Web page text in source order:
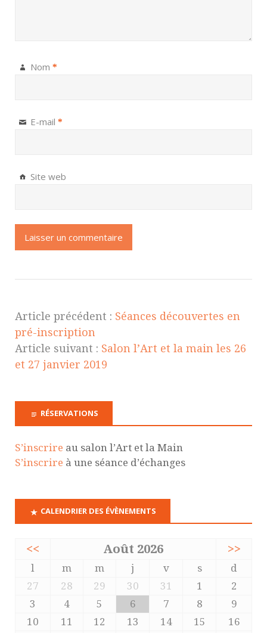
Nom *
E-mail *
Site web
Article précédent : Séances découvertes en
pré-inscription
Article suivant : Salon l’Art et la main les 26
et 27 janvier 2019
RÉSERVATIONS
S’inscrire au salon l’Art et la Main
S’inscrire à une séance d’échanges
CALENDRIER DES ÉVÈNEMENTS
<< Août 2026 >>
l m m j v s
d
27
28 29 30 31 1
2
3
4 5 6 7 8
9
10
11 12 13 14 15 16